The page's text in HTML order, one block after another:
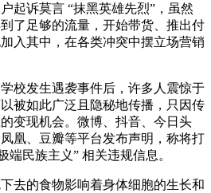
起诉莫言 “抹黑英雄先烈”，虽然
了足够的流量，开始带货、推出付
入其中，在各类冲突中摆立场营销
校发生遇袭事件后，许多人震惊于
被如此广泛且隐秘地传播，只因传
变现机会。微博、抖音、今日头
凰、豆瓣等平台发布声明，称将打
端民族主义” 相关违规信息。
去的食物影响着身体细胞的生长和